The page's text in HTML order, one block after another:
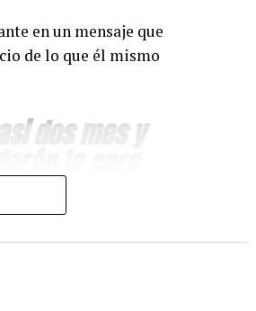
en un mensaje que
de lo que él mismo
dos mes y
se
en un local que quedó
difundir material que